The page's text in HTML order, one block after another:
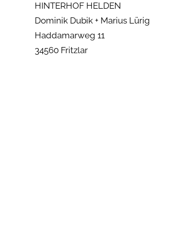
HINTERHOF HELDEN
Dominik Dubik + Marius Lürig
Haddamarweg 11
34560 Fritzlar